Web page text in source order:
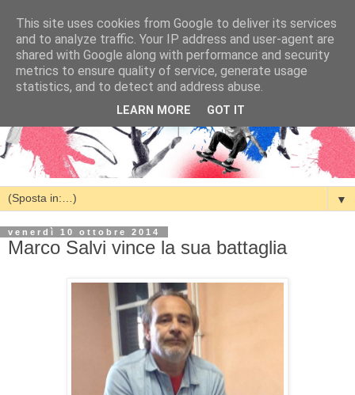
▼
venerdì 10 ottobre 2014
Marco Salvi vince la sua battaglia
This site uses cookies from Google to deliver its services
and to analyze traffic. Your IP address and user-agent are
shared with Google along with performance and security
metrics to ensure quality of service, generate usage
statistics, and to detect and address abuse.
LEARN MORE GOT IT